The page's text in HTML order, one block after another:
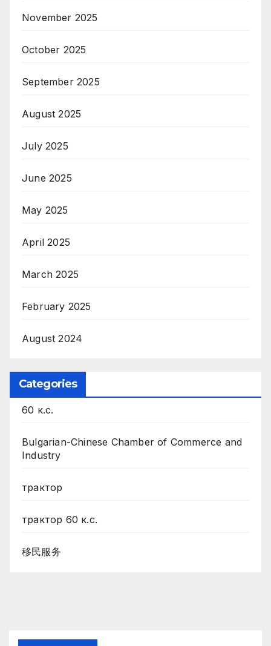
November 2025
October 2025
September 2025
August 2025
July 2025
June 2025
May 2025
April 2025
March 2025
February 2025
August 2024
Categories
60 к.с.
Bulgarian-Chinese Chamber of Commerce and
Industry
трактор
трактор 60 к.с.
移民服务